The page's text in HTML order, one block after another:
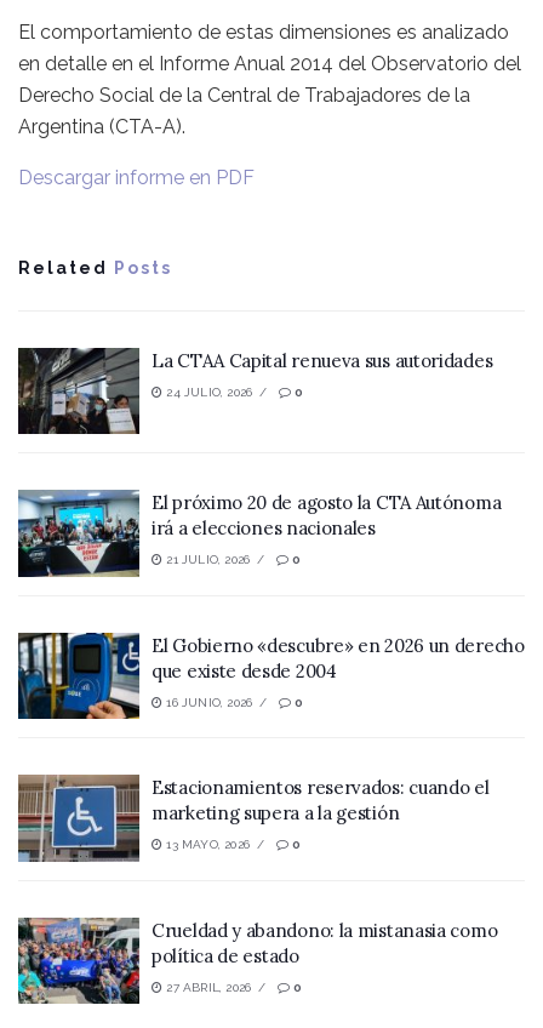
El comportamiento de estas dimensiones es analizado
en detalle en el Informe Anual 2014 del Observatorio del
Derecho Social de la Central de Trabajadores de la
Argentina (CTA-A).
Descargar informe en PDF
Related Posts
La CTAA Capital renueva sus autoridades
24 JULIO, 2026 0
El próximo 20 de agosto la CTA Autónoma
irá a elecciones nacionales
21 JULIO, 2026 0
El Gobierno «descubre» en 2026 un derecho
que existe desde 2004
16 JUNIO, 2026 0
Estacionamientos reservados: cuando el
marketing supera a la gestión
13 MAYO, 2026 0
Crueldad y abandono: la mistanasia como
política de estado
27 ABRIL, 2026 0